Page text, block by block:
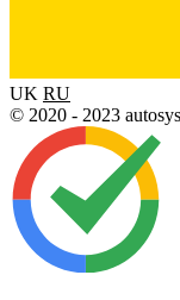
UK RU
© 2020 - 2023